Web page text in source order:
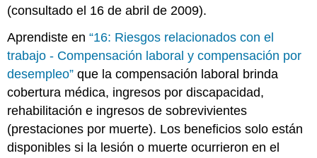
(consultado el 16 de abril de 2009).
Aprendiste en“16: Riesgos relacionados con el
trabajo - Compensación laboral y compensación por
desempleo” que la compensación laboral brinda
cobertura médica, ingresos por discapacidad,
rehabilitación e ingresos de sobrevivientes
(prestaciones por muerte). Los beneficios solo están
disponibles si la lesión o muerte ocurrieron en el